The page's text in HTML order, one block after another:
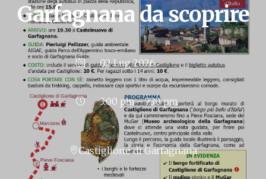
Garfagnana da scoprire
02 Lug 2026
3:00 pm - 7:30 pm
Castiglione di Garfagnana